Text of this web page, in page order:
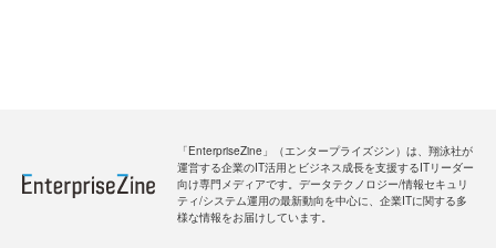
「EnterpriseZine」（エンタープライズジン）は、翔泳社が
運営する企業のIT活用とビジネス成長を支援するITリーダー
向け専門メディアです。データテクノロジー/情報セキュリ
ティ/システム運用の最新動向を中心に、企業ITに関する多
様な情報をお届けしています。